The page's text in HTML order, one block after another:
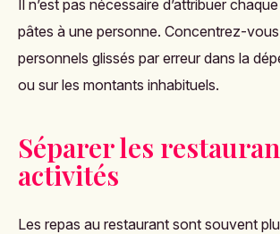
Il n’est pas nécessaire d’attribuer
pâtes à une personne. Concentrez-
personnels glissés par erreur dans la
ou sur les montants inhabituels.
Séparer les
activités
Les repas au restaurant sont souvent